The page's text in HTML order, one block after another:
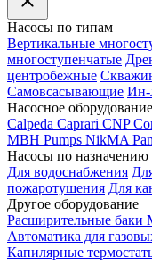
Насосы по типам
Вертикальные
многоступенчатые
центробежные
Самовсасывающие Ин-
Насосное
Calpeda Caprari CNP
MBH Pumps NikMA
Насосы по назначению
Для водоснабжения
пожаротушения Для
Другое оборудование
Расширительные баки
Автоматика для
Капилярные